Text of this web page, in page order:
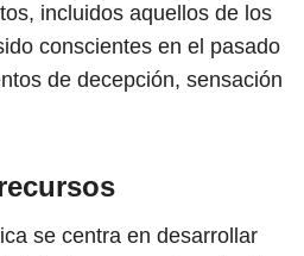
incluidos aquellos de los
conscientes en el pasado
de decepción, sensación
se centra en desarrollar